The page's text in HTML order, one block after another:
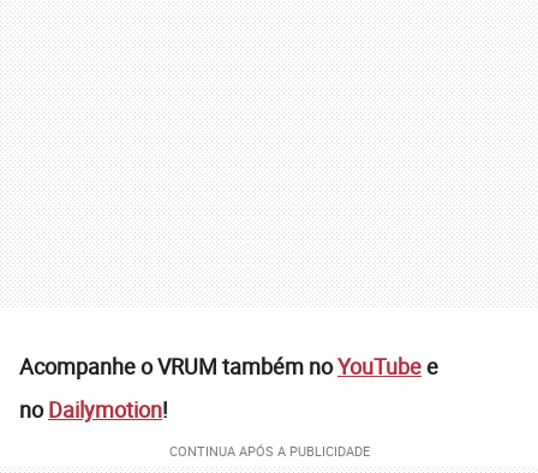
Acompanhe o VRUM também noYouTubee
noDailymotion!